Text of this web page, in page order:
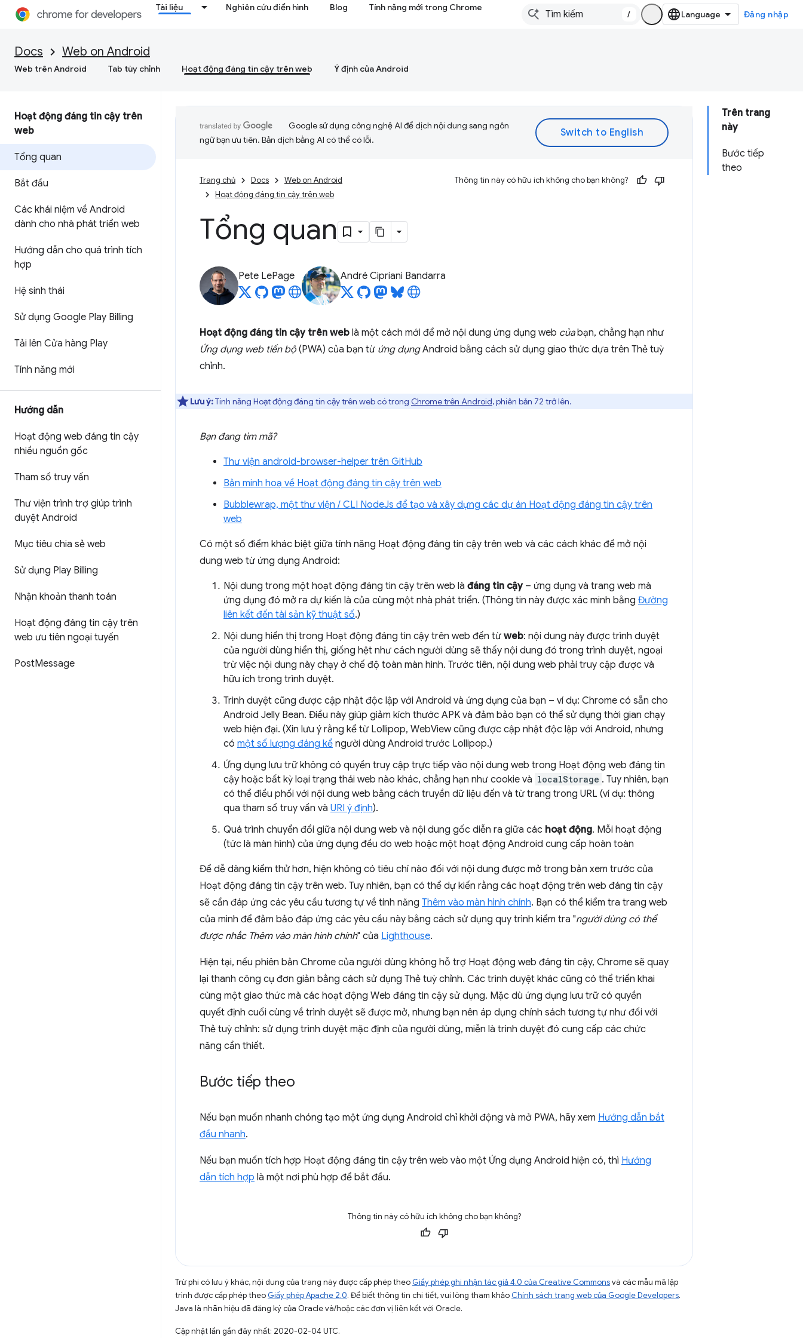
Tài liệu Nghiên cứu điển hình Blog Tính năng mới trong Chrome
/ Đăng nhập
Docs Web on Android
Web trên Android Tab tùy chỉnh Hoạt động đáng tin cậy trên web Ý định của Android
Hoạt động đáng tin cậy trên
web
Tổng quan
Bắt đầu
Các khái niệm về Android
dành cho nhà phát triển web
Hướng dẫn cho quá trình tích
hợp
Hệ sinh thái
Sử dụng Google Play Billing
Tải lên Cửa hàng Play
Tính năng mới
Hướng dẫn
Hoạt động web đáng tin cậy
nhiều nguồn gốc
Tham số truy vấn
Thư viện trình trợ giúp trình
duyệt Android
Mục tiêu chia sẻ web
Sử dụng Play Billing
Nhận khoản thanh toán
Hoạt động đáng tin cậy trên
web ưu tiên ngoại tuyến
PostMessage
Trên trang
này
Bước tiếp
theo
Google sử dụng công nghệ AI để dịch nội dung sang ngôn
ngữ bạn ưu tiên. Bản dịch bằng AI có thể có lỗi.
Trang chủ Docs
Web on Android
Hoạt động đáng tin cậy trên web
Thông tin này có hữu ích không cho bạn không?
Tổng quan
Pete LePage André Cipriani Bandarra
Hoạt động đáng tin cậy trên web là một cách mới để mở nội dung ứng dụng web củabạn, chẳng hạn như
Ứng dụng web tiến bộ (PWA) của bạn từ ứng dụngAndroid bằng cách sử dụng giao thức dựa trên Thẻ tuỳ
chỉnh.
Lưu ý:Tính năng Hoạt động đáng tin cậy trên web có trong Chrome trên Android, phiên bản 72 trở lên.
Bạn đang tìm mã?
Thư viện android-browser-helper trên GitHub
Bản minh hoạ về Hoạt động đáng tin cậy trên web
Bubblewrap, một thư viện / CLI NodeJs để tạo và xây dựng các dự án Hoạt động đáng tin cậy trên
web
Có một số điểm khác biệt giữa tính năng Hoạt động đáng tin cậy trên web và các cách khác để mở nội
dung web từ ứng dụng Android:
Nội dung trong một hoạt động đáng tin cậy trên web là đáng tin cậy– ứng dụng và trang web mà
ứng dụng đó mở ra dự kiến là của cùng một nhà phát triển. (Thông tin này được xác minh bằng Đường
liên kết đến tài sản kỹ thuật số.)
Nội dung hiển thị trong Hoạt động đáng tin cậy trên web đến từ web: nội dung này được trình duyệt
của người dùng hiển thị, giống hệt như cách người dùng sẽ thấy nội dung đó trong trình duyệt, ngoại
trừ việc nội dung này chạy ở chế độ toàn màn hình. Trước tiên, nội dung web phải truy cập được và
hữu ích trong trình duyệt.
Trình duyệt cũng được cập nhật độc lập với Android và ứng dụng của bạn – ví dụ: Chrome có sẵn cho
Android Jelly Bean. Điều này giúp giảm kích thước APK và đảm bảo bạn có thể sử dụng thời gian chạy
web hiện đại. (Xin lưu ý rằng kể từ Lollipop, WebView cũng được cập nhật độc lập với Android, nhưng
có một số lượng đáng kể người dùng Android trước Lollipop.)
Ứng dụng lưu trữ không có quyền truy cập trực tiếp vào nội dung web trong Hoạt động web đáng tin
cậy hoặc bất kỳ loại trạng thái web nào khác, chẳng hạn như cookie và localStorage . Tuy nhiên, bạn
có thể điều phối với nội dung web bằng cách truyền dữ liệu đến và từ trang trong URL (ví dụ: thông
qua tham số truy vấn và URI ý định).
Quá trình chuyển đổi giữa nội dung web và nội dung gốc diễn ra giữa các hoạt động. Mỗi hoạt động
(tức là màn hình) của ứng dụng đều do web hoặc một hoạt động Android cung cấp hoàn toàn
Để dễ dàng kiểm thử hơn, hiện không có tiêu chí nào đối với nội dung được mở trong bản xem trước của
Hoạt động đáng tin cậy trên web. Tuy nhiên, bạn có thể dự kiến rằng các hoạt động trên web đáng tin cậy
sẽ cần đáp ứng các yêu cầu tương tự về tính năng Thêm vào màn hình chính. Bạn có thể kiểm tra trang web
của mình để đảm bảo đáp ứng các yêu cầu này bằng cách sử dụng quy trình kiểm tra "người dùng có thể
được nhắc Thêm vào màn hình chính" của Lighthouse.
Hiện tại, nếu phiên bản Chrome của người dùng không hỗ trợ Hoạt động web đáng tin cậy, Chrome sẽ quay
lại thanh công cụ đơn giản bằng cách sử dụng Thẻ tuỳ chỉnh. Các trình duyệt khác cũng có thể triển khai
cùng một giao thức mà các hoạt động Web đáng tin cậy sử dụng. Mặc dù ứng dụng lưu trữ có quyền
quyết định cuối cùng về trình duyệt sẽ được mở, nhưng bạn nên áp dụng chính sách tương tự như đối với
Thẻ tuỳ chỉnh: sử dụng trình duyệt mặc định của người dùng, miễn là trình duyệt đó cung cấp các chức
năng cần thiết.
Bước tiếp theo
Nếu bạn muốn nhanh chóng tạo một ứng dụng Android chỉ khởi động và mở PWA, hãy xem Hướng dẫn bắt
đầu nhanh.
Nếu bạn muốn tích hợp Hoạt động đáng tin cậy trên web vào một Ứng dụng Android hiện có, thì Hướng
dẫn tích hợp là một nơi phù hợp để bắt đầu.
Thông tin này có hữu ích không cho bạn không?
Trừ phi có lưu ý khác, nội dung của trang này được cấp phép theo Giấy phép ghi nhận tác giả 4.0 của Creative Commonsvà các mẫu mã lập
trình được cấp phép theo Giấy phép Apache 2.0. Để biết thông tin chi tiết, vui lòng tham khảo Chính sách trang web của Google Developers.
Java là nhãn hiệu đã đăng ký của Oracle và/hoặc các đơn vị liên kết với Oracle.
Cập nhật lần gần đây nhất: 2020-02-04 UTC.